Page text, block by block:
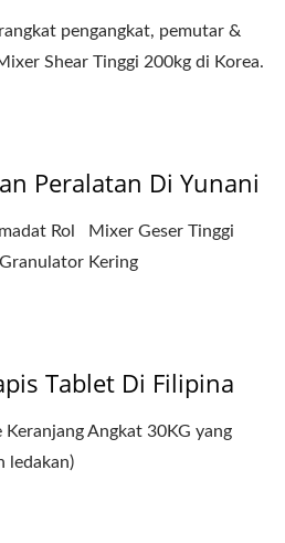
pengangkat, pemutar &
Shear Tinggi 200kg di Korea.
Peralatan Di Yunani
Rol Mixer Geser Tinggi
Kering
Tablet Di Filipina
Keranjang Angkat 30KG yang
ledakan)